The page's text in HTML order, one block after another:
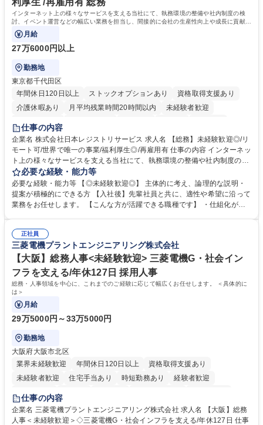
院 大学 語学力： 資格：宅地建物取引士
利厚生 /再雇用有 総務
インターネット上の様々なサービスを支える当社にて、執務環境の整備や社内制度の検
討、イベント運営などの幅広い業務を担当し、間接的に会社の生産性向上や成長に貢献し
ている部署です。
月給
27万6000円以上
勤務地
東京都千代田区
年間休日120日以上
ストックオプションあり
資格取得支援あり
介護休暇あり
月平均残業時間20時間以内
未経験者歓迎
住宅手当あり
完全週休2日制
交通費支給 駅近5分以内 土日祝休み 服装自由
仕事の内容
企業名 株式会社日本レジストリサービス 求人名 【総務】未経験歓迎◎/リ
モート可/世界で唯一の事業/福利厚生◎/再雇用有 仕事の内容 インターネッ
ト上の様々なサービスを支える当社にて、執務環境の整備や社内制度の検
討、イベント運営などの幅広い業務を担当し、間接的に会社の生産性向上
や成長に貢献している部署です。 会社の全メンバーが安心して長く成果を
発揮できる環境を整えるために、毎日のメンテナンスや維持管理に加え、
新たな施策検討を積極的に行っていただき、会社全体を巻き込み課題解決
幅広い業務の体得が可能で、多様なキャリアパスを描くことも可能です。
募集職種 【総務】未経験歓迎◎/リモート可/世界で唯一の事業/福利厚生◎/
再雇用有
必要な経験・能力等
必要な経験・能力等 【◎未経験歓迎◎】 主体的に考え、論理的な説明・
提案が積極的にできる方 【入社後】先輩社員と共に、適性や希望に沿って
業務をお任せします。 【こんな方が活躍できる職種です】 ・仕組化が好
対処できる・新しいことに興味関心がある 【魅力】■自己啓発支援：資格
取得や通信教育など費用の80%（年間25万円まで）を補助 ■住宅手当：家
賃の50%（月額7万円まで）を補助 学歴・資格 学歴：大学院 大学 語学
力： 資格：
正社員
三菱電機プラントエンジニアリング株式会社
【大阪】総務人事<未経験歓迎> 三菱電機G・社会イン
フラを支える/年休127日 採用人事
総務・人事領域を中心に、これまでのご経験に応じて幅広くお任せします。 ＜具体的に
は＞
月給
29万5000円～33万5000円
勤務地
大阪府大阪市北区
業界未経験歓迎
年間休日120日以上
資格取得支援あり
未経験者歓迎
住宅手当あり 時短勤務あり
経験者歓迎
退職金あり
駅近5分以内
土日祝休み 服装自由 寮・社宅あり 食事補助あり
仕事の内容
企業名 三菱電機プラントエンジニアリング株式会社 求人名 【大阪】総務
人事＜未経験歓迎＞◇三菱電機G・社会インフラを支える/年休127日 仕事